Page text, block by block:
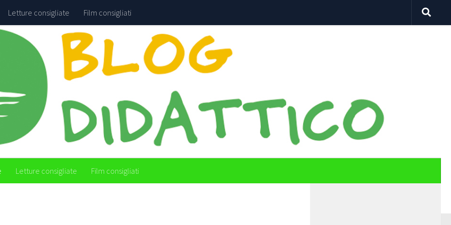
Letture consigliate Film consigliati
Letture consigliate Film consigliati